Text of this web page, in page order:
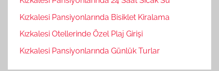
Kızkalesi Pansiyonlarında Bisiklet Kiralama
Kızkalesi Otellerinde Özel Plaj Girişi
Kızkalesi Pansiyonlarında Günlük Turlar